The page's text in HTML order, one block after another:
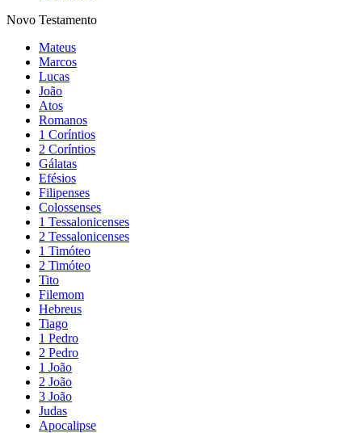
Novo Testamento
Mateus
Marcos
Lucas
João
Atos
Romanos
1 Coríntios
2 Coríntios
Gálatas
Efésios
Filipenses
Colossenses
1 Tessalonicenses
2 Tessalonicenses
1 Timóteo
2 Timóteo
Tito
Filemom
Hebreus
Tiago
1 Pedro
2 Pedro
1 João
2 João
3 João
Judas
Apocalipse